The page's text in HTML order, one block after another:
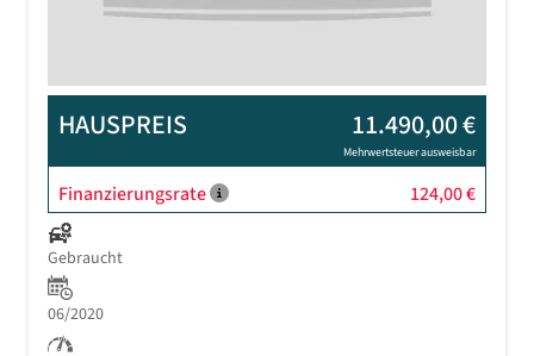
HAUSPREIS 11.490,00 €
Mehrwertsteuer ausweisbar
Finanzierungsrate 124,00 €
Gebraucht
06/2020